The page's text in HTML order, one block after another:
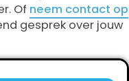
Of neem contact op
gesprek over jouw